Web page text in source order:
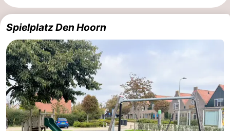
Texel
Vogelmient
Zimmer
(mit
Frühstück)
Lastminutes
Strand
Sehen
&
-
Spielplatz Den Hoorn